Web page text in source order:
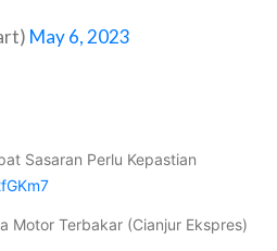
May 6, 2023
Sasaran Perlu Kepastian
Motor Terbakar (Cianjur Ekspres)